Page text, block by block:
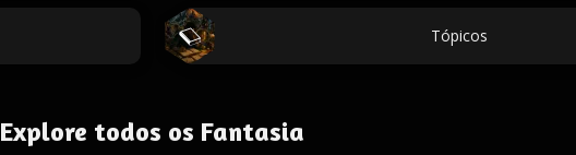
Tópicos
Explore todos os Fantasia